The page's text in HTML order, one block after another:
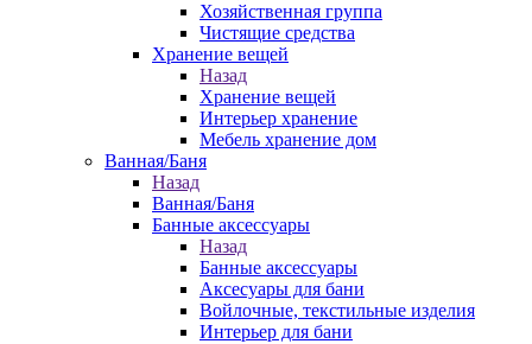
Хозяйственная группа
Чистящие средства
Хранение вещей
Назад
Хранение вещей
Интерьер хранение
Мебель хранение дом
Ванная/Баня
Назад
Ванная/Баня
Банные аксессуары
Назад
Банные аксессуары
Аксесуары для бани
Войлочные, текстильные изделия
Интерьер для бани